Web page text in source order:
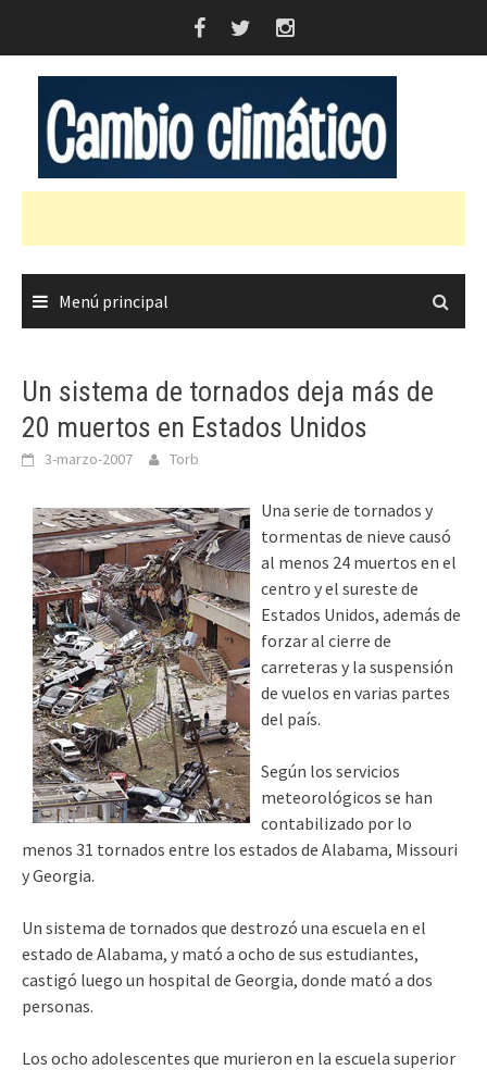
Menú principal
Un sistema de tornados deja más de
20 muertos en Estados Unidos
3-marzo-2007 Torb
Una serie de tornados y
tormentas de nieve causó
al menos 24 muertos en el
centro y el sureste de
Estados Unidos, además de
forzar al cierre de
carreteras y la suspensión
de vuelos en varias partes
del país.
Según los servicios
meteorológicos se han
contabilizado por lo
menos 31 tornados entre los estados de Alabama, Missouri
y Georgia.
Un sistema de tornados que destrozó una escuela en el
estado de Alabama, y mató a ocho de sus estudiantes,
castigó luego un hospital de Georgia, donde mató a dos
personas.
Los ocho adolescentes que murieron en la escuela superior